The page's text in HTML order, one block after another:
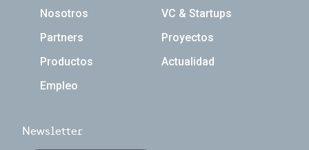
Navegación principal
Nosotros
VC & Startups
Partners
Proyectos
Productos
Actualidad
Empleo
Newsletter